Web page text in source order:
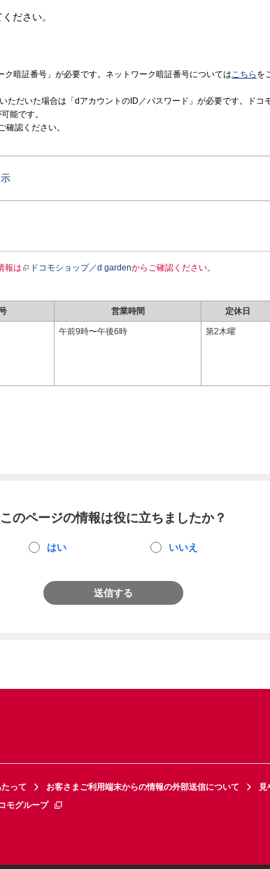
ださい。
暗証番号」が必要です。ネットワーク暗証番号についてはこちら を
ただいた場合は「dアカウントのID／パスワード」が必要です。ドコ
能です。
確認ください。
報は ドコモショップ／d gardenからご確認ください。
営業時間 定休日
午前9時〜午後6時 第2木曜
このページの情報は役に立ちましたか？
はい いいえ
送信する
って お客さまご利用端末からの情報の外部送信について
見
モグループ